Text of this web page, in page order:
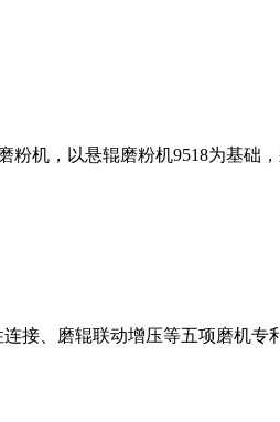
机，以悬辊磨粉机9518为基础
接、磨辊联动增压等五项磨机专